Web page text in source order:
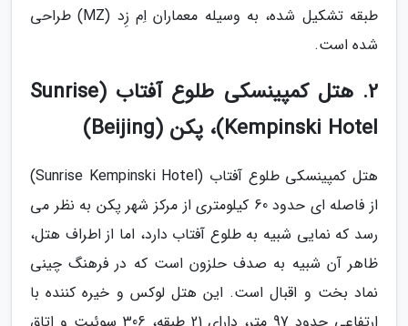
طبقه تشکیل شده، به وسیله معماران اِم زِد (MZ) طراحی
شده است.
2. هتل کمپینسکی طلوع آفتاب (Sunrise
Kempinski Hotel)، پکن (Beijing)
هتل کمپینسکی طلوع آفتاب (Sunrise Kempinski Hotel)
از فاصله ای حدود 60 کیلومتری از مرکز شهر پکن به نظر می
رسد که نمایی شبیه به طلوع آفتاب دارد، اما از اطراف هتل،
ظاهر آن شبیه به صدف حلزون است که در فرهنگ چینی
نماد بخت و اقبال است. این هتل لوکس و خیره کننده با